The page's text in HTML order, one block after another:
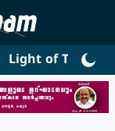
Light of Truth